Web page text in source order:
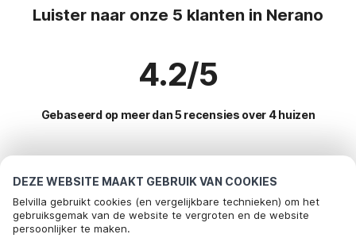
DEZE WEBSITE MAAKT GEBRUIK VAN COOKIES
Belvilla gebruikt cookies (en vergelijkbare technieken) om het
gebruiksgemak van de website te vergroten en de website
persoonlijker te maken.
Luister naar onze 5 klanten in Nerano
4.2/5
Gebaseerd op meer dan 5 recensies over 4 huizen
Meest populaire bestemmingen voor
vakantie
Top steden met top voorzieningen voor vakantie